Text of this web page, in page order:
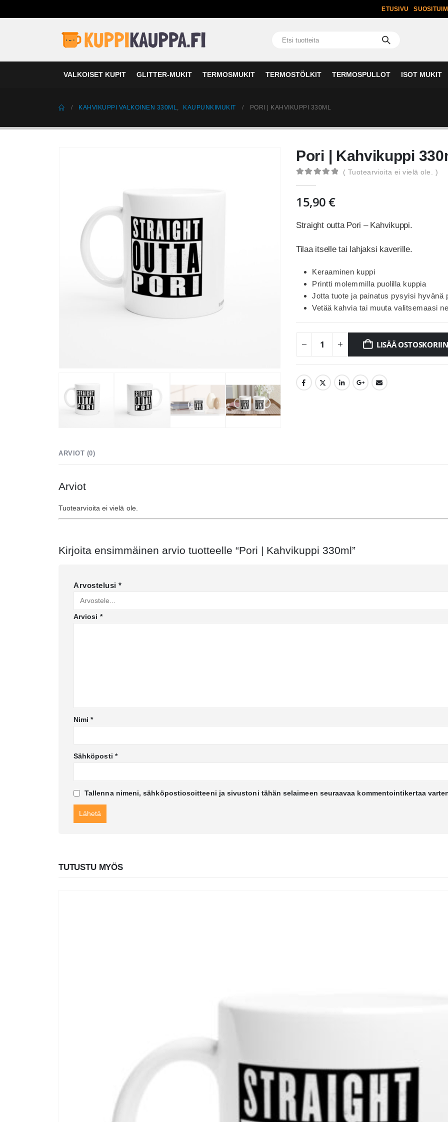
ETUSIVU
VALKOISET KUPIT GLITTER-MUKIT TERMOSMUKIT TERMOSTÖLKIT TERMOSPULLOT ISOT MUKIT
KAHVIKUPPI VALKOINEN 330ML, KAUPUNKIMUKIT PORI | KAHVIKUPPI 330ML
Pori | Kahvikuppi
( Tuotearvioita ei vielä ole. )
15,90€
Straight outta Pori – Kahvikuppi.
Tilaa itselle tai lahjaksi kaverille.
Keraaminen kuppi
Printti molemmilla puolilla kuppia
Jotta tuote ja painatus pysyisi hyvänä
Vetää kahvia tai muuta valitsemaasi
LISÄÄ OSTOSKORIIN
ARVIOT (0)
Arviot
Tuotearvioita ei vielä ole.
Kirjoita ensimmäinen arvio tuotteelle “Pori | Kahvikuppi 330ml”
Arvostelusi *
Arviosi *
Nimi*
Sähköposti *
Tallenna nimeni, sähköpostiosoitteeni ja sivustoni tähän selaimeen seuraavaa kommentointikertaa
TUTUSTU MYÖS